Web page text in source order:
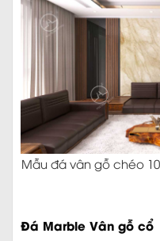
Mẫu đá vân gỗ chéo
Đá Marble Vân gỗ cổ